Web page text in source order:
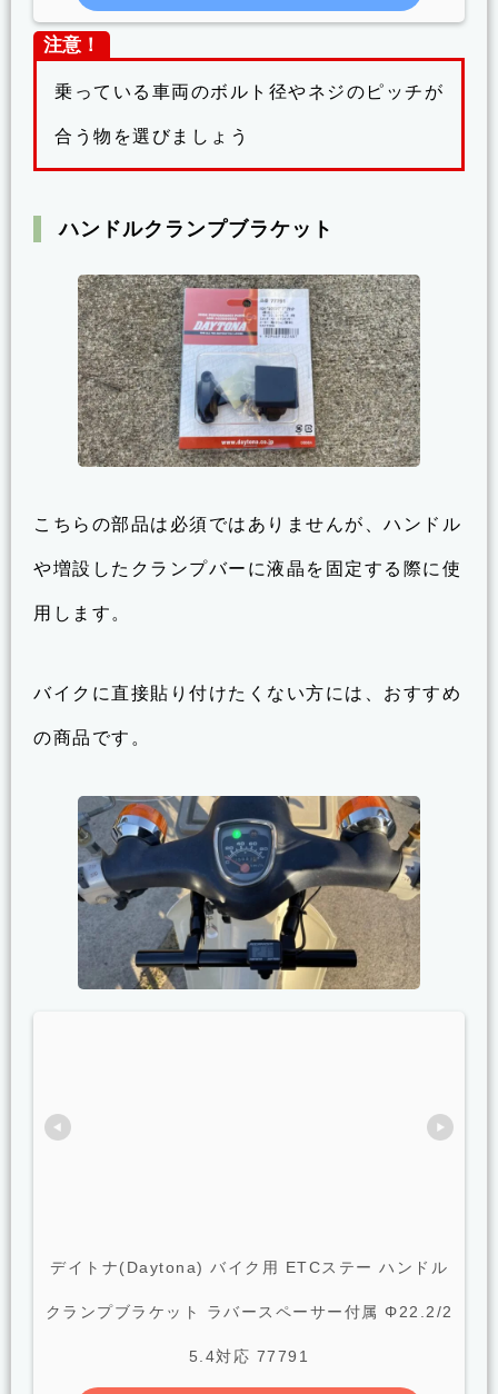
注意！
乗っている車両のボルト径やネジのピッチが
合う物を選びましょう
ハンドルクランプブラケット
こちらの部品は必須ではありませんが、ハンドル
や増設したクランプバーに液晶を固定する際に使
用します。
バイクに直接貼り付けたくない方には、おすすめ
の商品です。
デイトナ(Daytona) バイク用 ETCステー ハンドル
クランプブラケット ラバースペーサー付属 Φ22.2/2
5.4対応 77791